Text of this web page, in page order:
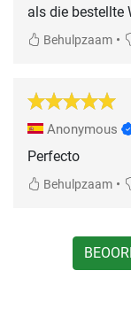
als die bestellte
Behulpzaam •
Anonymous
Perfecto
Behulpzaam •